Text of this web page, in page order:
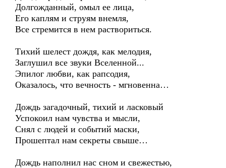
Долгожданный, омыл ее лица,
Его каплям и струям внемля,
Все стремится в нем раствориться.
Тихий шелест дождя, как мелодия,
Заглушил все звуки Вселенной...
Эпилог любви, как рапсодия,
Оказалось, что вечность - мгновенна…
Дождь загадочный, тихий и ласковый
Успокоил нам чувства и мысли,
Снял с людей и событий маски,
Прошептал нам секреты свыше…
Дождь наполнил нас сном и свежестью,